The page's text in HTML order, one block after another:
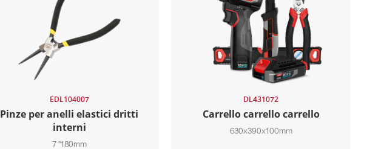
EDL104007
Pinze per anelli elastici dritti
interni
7 "180mm
DL431072
Carrello carrello carrello
630x390x100mm